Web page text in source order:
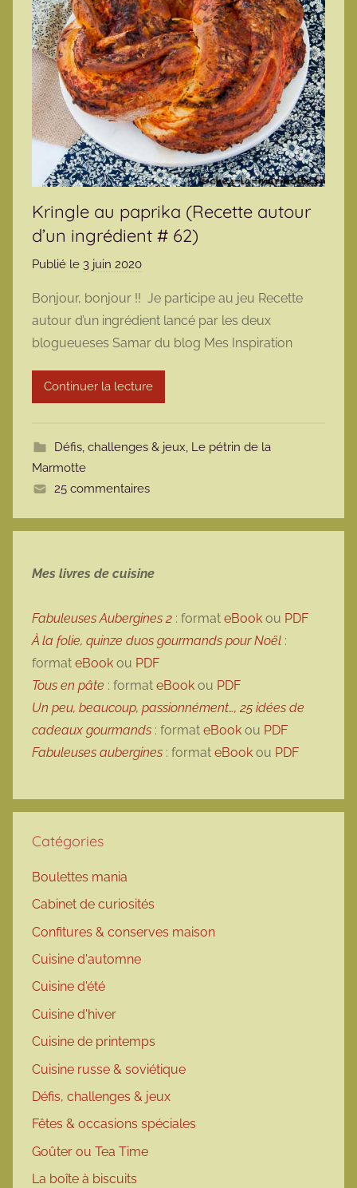
Kringle au paprika (Recette autour
d’un ingrédient # 62)
Publié le 3 juin 2020
m
a
r
m
t
Bonjour, bonjour !! Je participe au jeu Recette
autour d’un ingrédient lancé par les deux
blogueueses Samar du blog Mes Inspiration
Continuer la lecture
Défis, challenges & jeux, Le pétrin de la
Marmotte
25 commentaires
Mes livres de cuisine
Fabuleuses Aubergines 2 : format eBook ou PDF
À la folie, quinze duos gourmands pour Noël :
format eBook ou PDF
Tous en pâte : format eBook ou PDF
Un peu, beaucoup, passionnément…, 25 idées de
cadeaux gourmands : format eBook ou PDF
Fabuleuses aubergines : format eBook ou PDF
Catégories
Boulettes mania
Cabinet de curiosités
Confitures & conserves maison
Cuisine d'automne
Cuisine d'été
Cuisine d'hiver
Cuisine de printemps
Cuisine russe & soviétique
Défis, challenges & jeux
Fêtes & occasions spéciales
Goûter ou Tea Time
La boîte à biscuits